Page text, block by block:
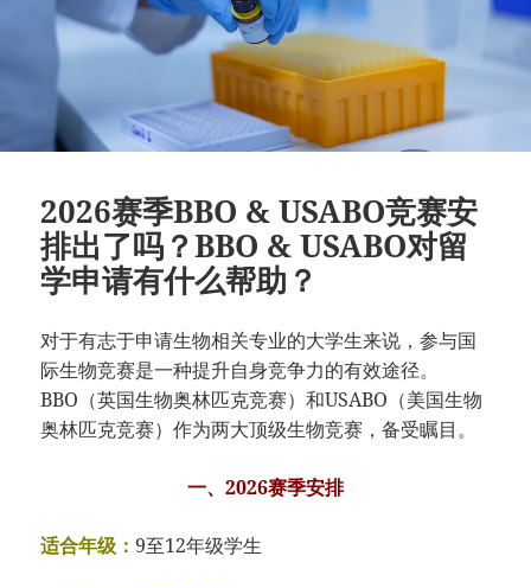
2026赛季BBO & USABO竞赛安
排出了吗？BBO & USABO对留
学申请有什么帮助？
对于有志于申请生物相关专业的大学生来说，参与国
际生物竞赛是一种提升自身竞争力的有效途径。
BBO（英国生物奥林匹克竞赛）和USABO（美国生物
奥林匹克竞赛）作为两大顶级生物竞赛，备受瞩目。
一、2026赛季安排
适合年级：9至12年级学生